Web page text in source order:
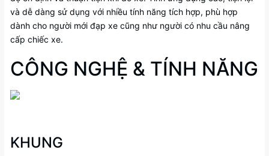
và dễ dàng sử dụng với nhiều tính năng tích hợp, phù hợp
dành cho người mới đạp xe cũng như người có nhu cầu nâng
cấp chiếc xe.
CÔNG NGHỆ & TÍNH NĂNG
KHUNG